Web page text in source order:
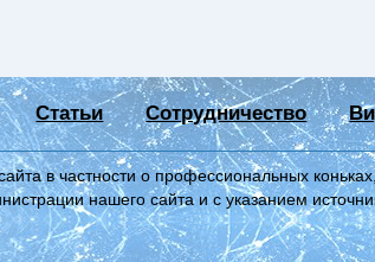
Статьи Сотрудничество
в частности о профессиональных
нашего сайта и с указанием